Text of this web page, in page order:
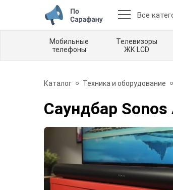
Все
Мобильные
телефоны
Телевизоры
ЖК LCD
Каталог Техника и оборудование
Саундбар Sonos